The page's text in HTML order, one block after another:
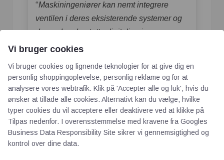
“Maskiningeniører kan nemt integrere
ventilen i deres eksisterende systemer og
dermed understøtte digitalisering og
automatisering uden behov for
Vi bruger cookies
Vi bruger cookies og lignende teknologier for at give dig en
personlig shoppingoplevelse, personlig reklame og for at
analysere vores webtrafik. Klik på 'Accepter alle og luk', hvis du
ønsker at tillade alle cookies. Alternativt kan du vælge, hvilke
typer cookies du vil acceptere eller deaktivere ved at klikke på
Tilpas nedenfor. I overensstemmelse med kravene fra Googles
Business Data Responsibility Site sikrer vi gennemsigtighed og
kontrol over dine data.